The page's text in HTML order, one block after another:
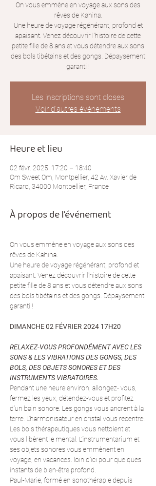
On vous emmène en voyage aux sons des
rêves de Kahina.
Une heure de voyage régénérant, profond et
apaisant. Venez découvrir l'histoire de cette
petite fille de 8 ans et vous détendre aux sons
des bols tibétains et des gongs. Dépaysement
garanti !
Les inscriptions sont closes
Voir d'autres événements
Heure et lieu
02 févr. 2025, 17:20 – 18:40
Om Sweet Om, Montpellier, 42 Av. Xavier de
Ricard, 34000 Montpellier, France
À propos de l'événement
On vous emmène en voyage aux sons des
rêves de Kahina.
Une heure de voyage régénérant, profond et
apaisant. Venez découvrir l'histoire de cette
petite fille de 8 ans et vous détendre aux sons
des bols tibétains et des gongs. Dépaysement
garanti !
DIMANCHE 02 FÉVRIER 2024 17H20
RELAXEZ-VOUS PROFONDÉMENT AVEC LES
SONS & LES VIBRATIONS DES GONGS, DES
BOLS, DES OBJETS SONORES ET DES
INSTRUMENTS VIBRATOIRES.
Pendant une heure environ, allongez- vous,
fermez les yeux, détendez-vous et profitez
d’un bain sonore. Les gongs vous ancrent à la
terre. L’harmonisateur en cristal vous recentre.
Les bols thérapeutiques vous nettoient et
vous libèrent le mental. L’instrumentarium et
ses objets sonores vous emmènent en
voyage, en vacances. loin d’ici pour quelques
instants de bien-être profond.
Paul-Marie, formé en sonothérapie depuis